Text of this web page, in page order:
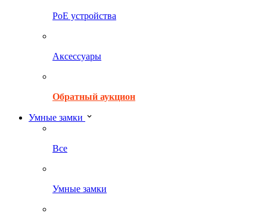
PoE устройства
Аксессуары
Обратный аукцион
Умные замки
Все
Умные замки